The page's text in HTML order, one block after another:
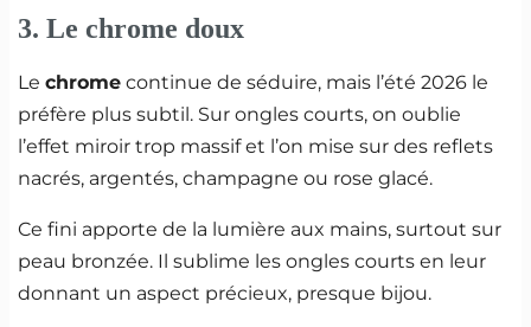
3. Le chrome doux
Lechrome continue de séduire, mais l’été 2026 le
préfère plus subtil. Sur ongles courts, on oublie
l’effet miroir trop massif et l’on mise sur des reflets
nacrés, argentés, champagne ou rose glacé.
Ce fini apporte de la lumière aux mains, surtout sur
peau bronzée. Il sublime les ongles courts en leur
donnant un aspect précieux, presque bijou.